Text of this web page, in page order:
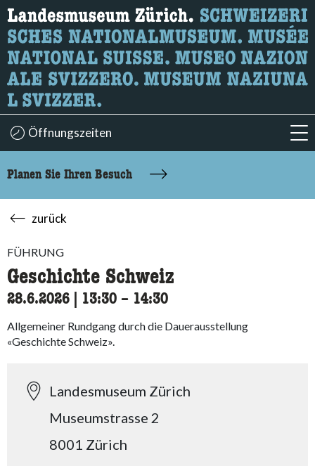
Wonach suchen Sie?
Hier können Sie nach Inhalten der Seite suchen.
Öffnungszeiten
Planen Sie Ihren Besuch
zurück
FÜHRUNG
Geschichte Schweiz
28.6.2026 13:30 accessibility.time_to
– 14:30
Allgemeiner Rundgang durch die Dauerausstellung
«Geschichte Schweiz».
Landesmuseum Zürich
Museumstrasse 2
8001 Zürich